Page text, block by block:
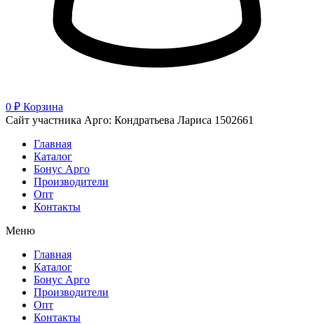
0 ₽ Корзина
Сайт участника Арго: Кондратьева Лариса 1502661
Главная
Каталог
Бонус Арго
Производители
Опт
Контакты
Меню
Главная
Каталог
Бонус Арго
Производители
Опт
Контакты